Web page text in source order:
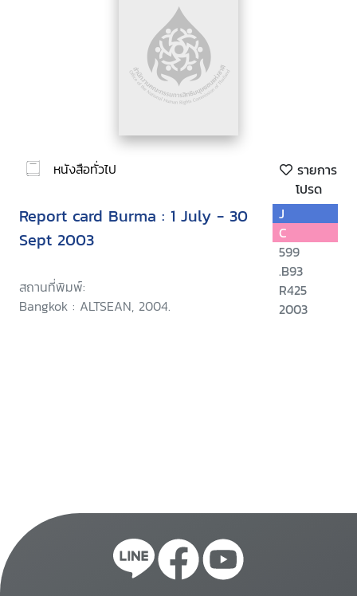
หนังสือทั่วไป
รายการ
โปรด
Report card Burma : 1 July - 30
Sept 2003
สถานที่พิมพ์:
Bangkok : ALTSEAN, 2004.
J
C
599
.B93
R425
2003